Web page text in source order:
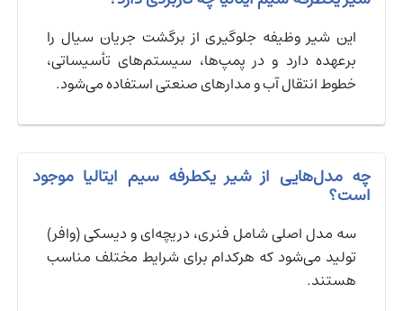
این شیر وظیفه جلوگیری از برگشت جریان سیال را
برعهده دارد و در پمپ‌ها، سیستم‌های تأسیساتی،
خطوط انتقال آب و مدارهای صنعتی استفاده می‌شود.
چه مدل‌هایی از شیر یکطرفه سیم ایتالیا موجود
است؟
سه مدل اصلی شامل فنری، دریچه‌ای و دیسکی (وافر)
تولید می‌شود که هرکدام برای شرایط مختلف مناسب
هستند.